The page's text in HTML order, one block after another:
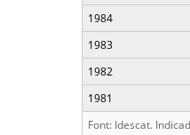
1984
1983
1982
1981
Font: Idescat.